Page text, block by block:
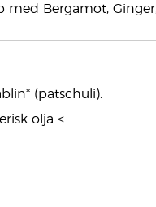
med Bergamot,
(patschuli).
olja <